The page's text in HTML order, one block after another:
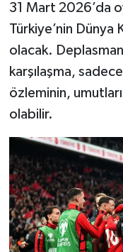
31 Mart 2026’da
Türkiye’nin Dünya
olacak.
karşılaşma,
özleminin,
olabilir.